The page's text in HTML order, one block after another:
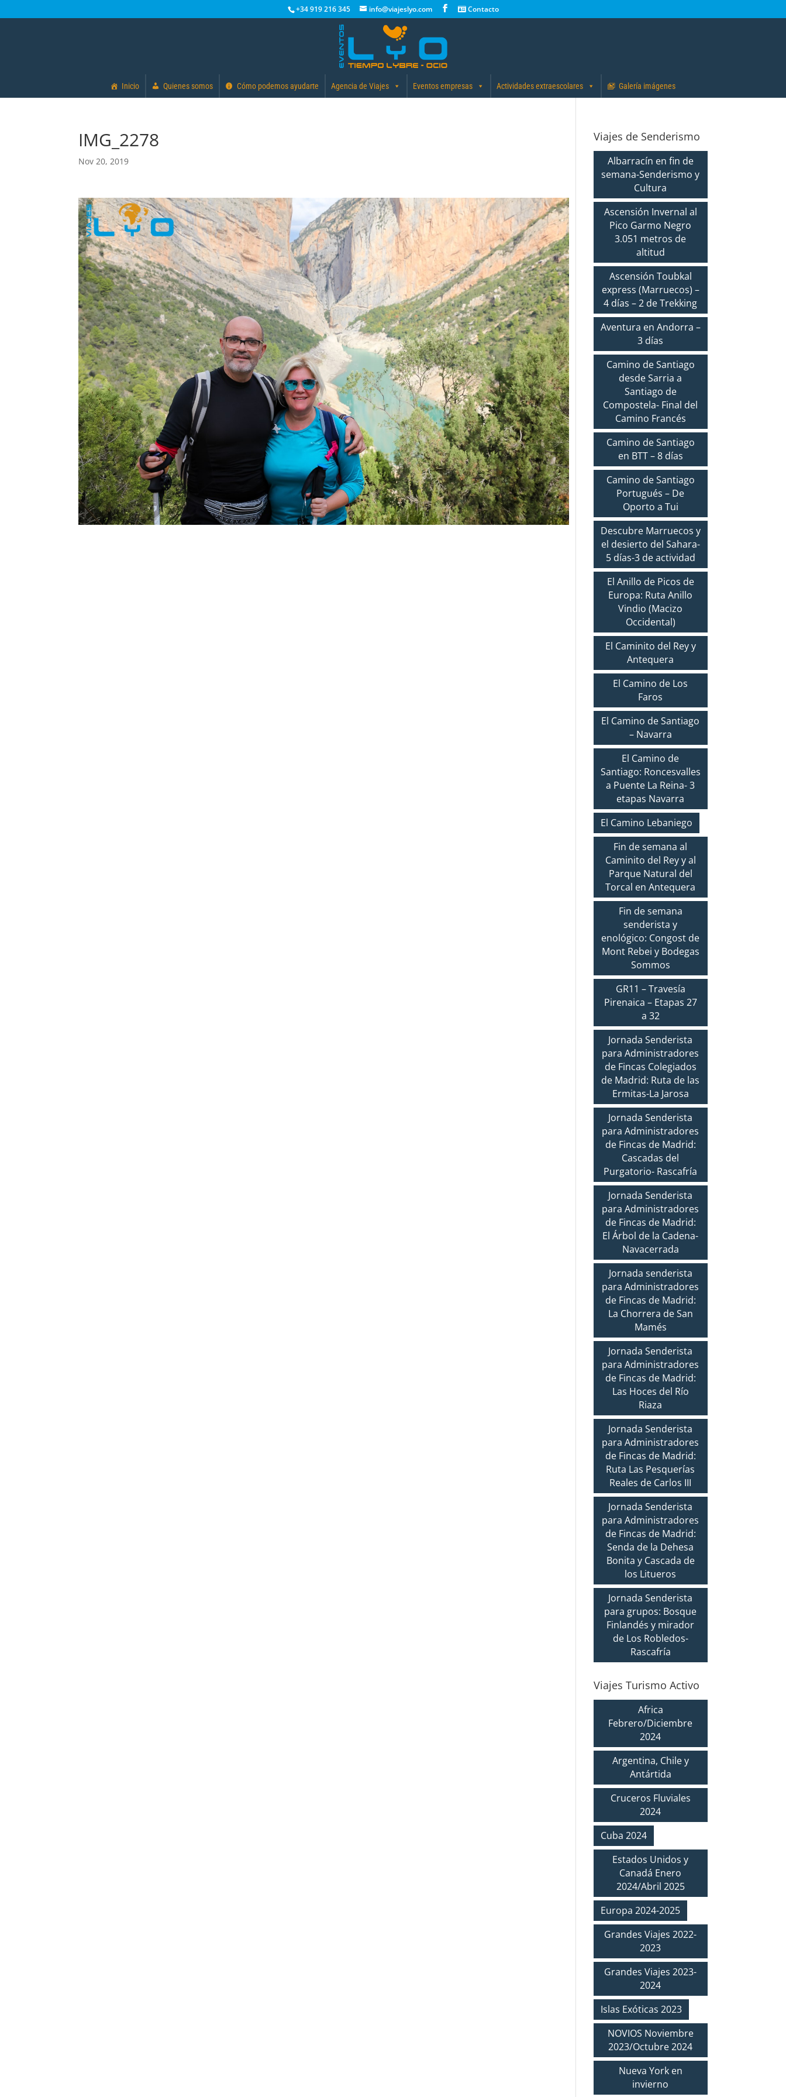
+34 919 216 345 info@viajeslyo.com Contacto
Inicio Quienes somos Cómo podemos ayudarte Agencia de Viajes Eventos empresas Actividades extraescolares Galería imágenes
IMG_2278
Nov 20, 2019
Viajes de Senderismo
Albarracín en fin de
semana-Senderismo y
Cultura
Ascensión Invernal al
Pico Garmo Negro
3.051 metros de
altitud
Ascensión Toubkal
express (Marruecos) –
4 días – 2 de Trekking
Aventura en Andorra –
3 días
Camino de Santiago
desde Sarria a
Santiago de
Compostela- Final del
Camino Francés
Camino de Santiago
en BTT – 8 días
Camino de Santiago
Portugués – De
Oporto a Tui
Descubre Marruecos y
el desierto del Sahara-
5 días-3 de actividad
El Anillo de Picos de
Europa: Ruta Anillo
Vindio (Macizo
Occidental)
El Caminito del Rey y
Antequera
El Camino de Los
Faros
El Camino de Santiago
– Navarra
El Camino de
Santiago: Roncesvalles
a Puente La Reina- 3
etapas Navarra
El Camino Lebaniego
Fin de semana al
Caminito del Rey y al
Parque Natural del
Torcal en Antequera
Fin de semana
senderista y
enológico: Congost de
Mont Rebei y Bodegas
Sommos
GR11 – Travesía
Pirenaica – Etapas 27
a 32
Jornada Senderista
para Administradores
de Fincas Colegiados
de Madrid: Ruta de las
Ermitas-La Jarosa
Jornada Senderista
para Administradores
de Fincas de Madrid:
Cascadas del
Purgatorio- Rascafría
Jornada Senderista
para Administradores
de Fincas de Madrid:
El Árbol de la Cadena-
Navacerrada
Jornada senderista
para Administradores
de Fincas de Madrid:
La Chorrera de San
Mamés
Jornada Senderista
para Administradores
de Fincas de Madrid:
Las Hoces del Río
Riaza
Jornada Senderista
para Administradores
de Fincas de Madrid:
Ruta Las Pesquerías
Reales de Carlos III
Jornada Senderista
para Administradores
de Fincas de Madrid:
Senda de la Dehesa
Bonita y Cascada de
los Litueros
Jornada Senderista
para grupos: Bosque
Finlandés y mirador
de Los Robledos-
Rascafría
Viajes Turismo Activo
Africa
Febrero/Diciembre
2024
Argentina, Chile y
Antártida
Cruceros Fluviales
2024
Cuba 2024
Estados Unidos y
Canadá Enero
2024/Abril 2025
Europa 2024-2025
Grandes Viajes 2022-
2023
Grandes Viajes 2023-
2024
Islas Exóticas 2023
NOVIOS Noviembre
2023/Octubre 2024
Nueva York en
invierno